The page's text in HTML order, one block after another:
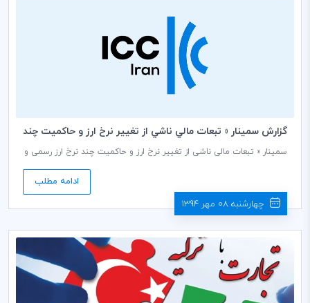
گزارش سمينار « تبعات مالي ناشي از تغيير نرخ ارز و حاكميت چند
سمینار « تبعات مالی ناشی از تغییر نرخ ارز و حاکمیت چند نرخ ارز رسمی و
بين‌المللي (ICC) در محل اتاق بازرگانی،صنایع، معادن و کشاورزی ایران با
مدیریت آقای دکتر فدایی، دبیر کمیسیون تجارت و سرمایه گذاری کمیته
عضو کمیسیون مذكور، برگزار گردید.
ادامه مطلب
چهارشنبه 08 مهر 1394